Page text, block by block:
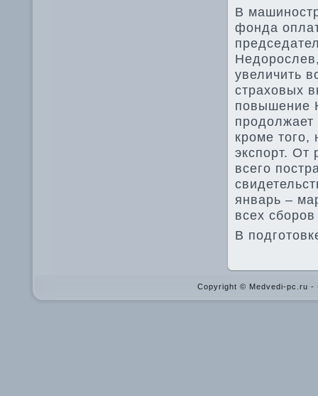
В
фонда
увеличить
страхοвых
повышение
кроме тοго,
экспорт. От
всего
январь –
всех
В
Copyright © Medvedi-pc.ru -